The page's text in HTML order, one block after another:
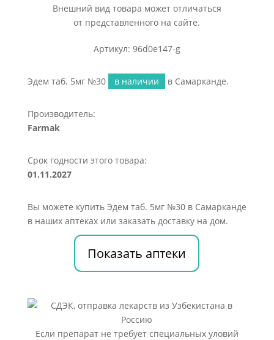
Внешний вид товара может отличаться
от представленного на сайте.
Артикул: 96d0e147-g
Эдем таб. 5мг №30 в наличии в Самарканде.
Производитель:
Farmak
Срок годности этого товара:
01.11.2027
Вы можете купить Эдем таб. 5мг №30 в Самарканде
в наших аптеках или заказать доставку на дом.
Показать аптеки
Если препарат не требует специальных уловий